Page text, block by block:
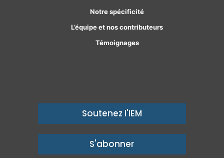
Notre spécificité
L’équipe et nos contributeurs
Témoignages
Soutenez l'IEM
S'abonner